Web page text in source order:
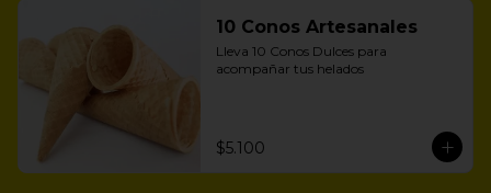
10 Conos Artesanales
Lleva 10 Conos Dulces para
acompañar tus helados
$5.100